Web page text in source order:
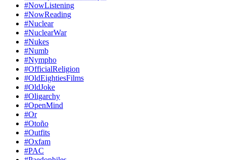
#NowListening
#NowReading
#Nuclear
#NuclearWar
#Nukes
#Numb
#Nympho
#OfficialReligion
#OldEightiesFilms
#OldJoke
#Oligarchy
#OpenMind
#Or
#Otoño
#Outfits
#Oxfam
#PAC